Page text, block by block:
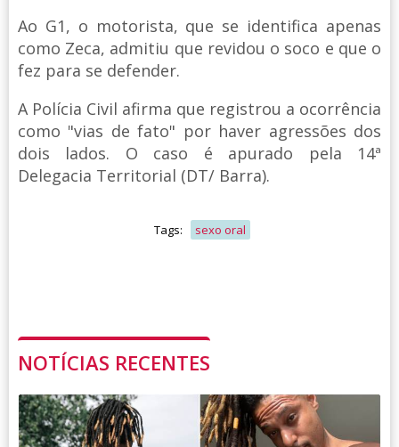
Ao G1, o motorista, que se identifica apenas
como Zeca, admitiu que revidou o soco e que o
fez para se defender.
A Polícia Civil afirma que registrou a ocorrência
como "vias de fato" por haver agressões dos
dois lados. O caso é apurado pela 14ª
Delegacia Territorial (DT/ Barra).
Tags: sexo oral
NOTÍCIAS RECENTES